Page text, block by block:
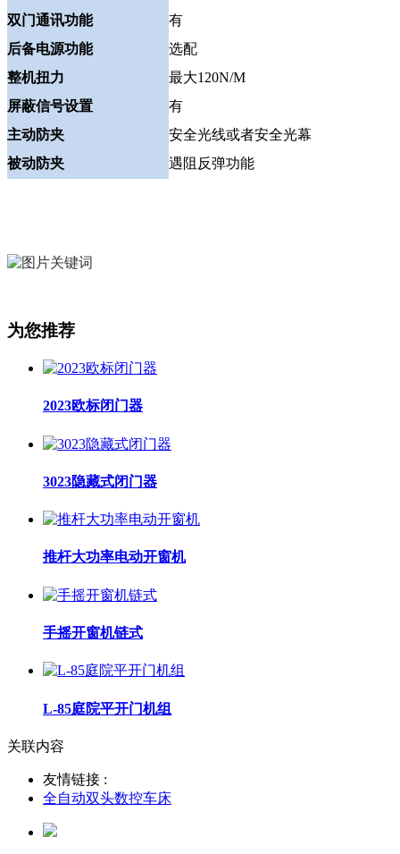
双门通讯功能
有
后备电源功能
选配
整机扭力
最大120N/M
屏蔽信号设置
有
主动防夹
安全光线或者安全光幕
被动防夹
遇阻反弹功能
为您推荐
2023欧标闭门器
3023隐藏式闭门器
推杆大功率电动开窗机
手摇开窗机链式
L-85庭院平开门机组
关联内容
友情链接 :
全自动双头数控车床